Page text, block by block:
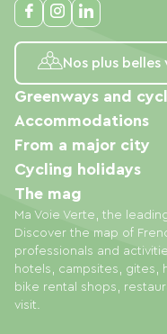
Nos plus
Ma Voie Verte, the
Discover the map of
professionals and
hotels, campsites, gites,
bike rental shops,
visit.
Greenways and
Accommodations
From a major city
Cycling holidays
The mag